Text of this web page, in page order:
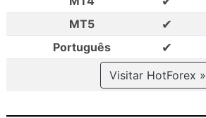
MT5 ✔
Português ✔
Visitar HotForex »